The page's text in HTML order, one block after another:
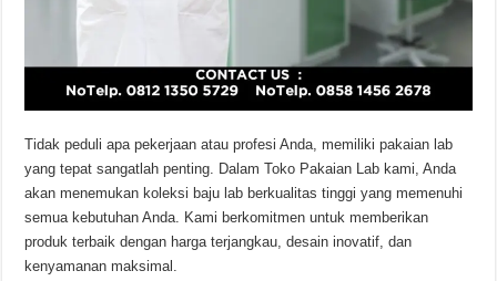
Tidak peduli apa pekerjaan atau profesi Anda, memiliki pakaian lab
yang tepat sangatlah penting. Dalam Toko Pakaian Lab kami, Anda
akan menemukan koleksi baju lab berkualitas tinggi yang memenuhi
semua kebutuhan Anda. Kami berkomitmen untuk memberikan
produk terbaik dengan harga terjangkau, desain inovatif, dan
kenyamanan maksimal.